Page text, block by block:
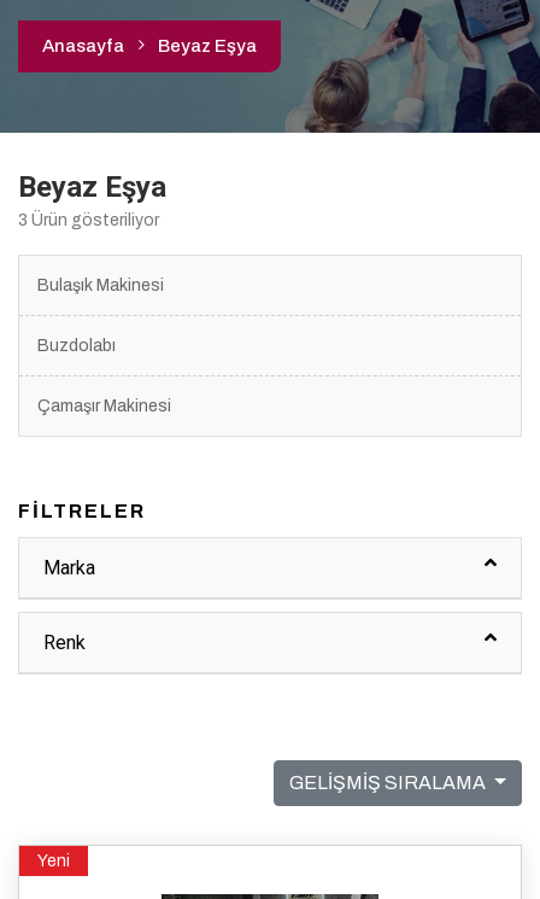
Anasayfa Beyaz Eşya
Beyaz Eşya
3 Ürün gösteriliyor
Bulaşık Makinesi
Buzdolabı
Çamaşır Makinesi
FİLTRELER
Marka
Renk
GELİŞMİŞ SIRALAMA
Yeni